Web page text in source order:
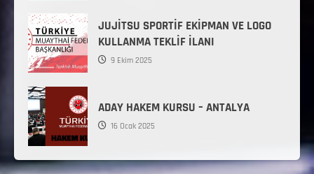
JUJİTSU SPORTİF EKİPMAN VE LOGO
KULLANMA TEKLİF İLANI
9 Ekim 2025
ADAY HAKEM KURSU – ANTALYA
16 Ocak 2025